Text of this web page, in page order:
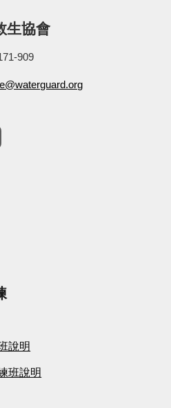
生協會
909
說明
班說明